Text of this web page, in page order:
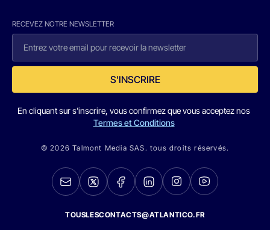
RECEVEZ NOTRE NEWSLETTER
S'INSCRIRE
En cliquant sur s'inscrire, vous confirmez que vous acceptez nos
Termes et Conditions
© 2026 Talmont Media SAS. tous droits réservés.
TOUSLESCONTACTS@ATLANTICO.FR